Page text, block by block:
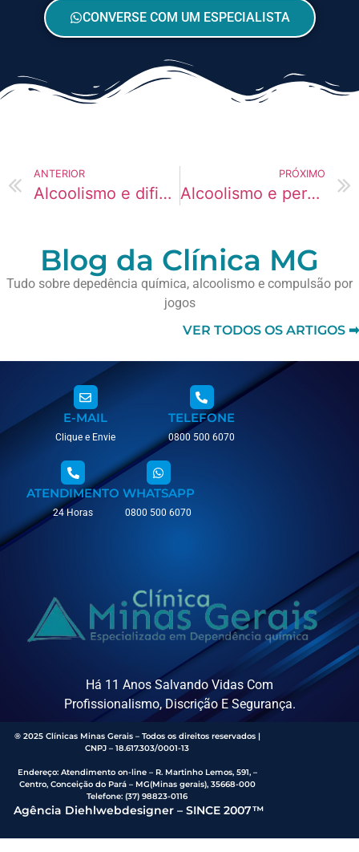
CONVERSE COM UM ESPECIALISTA
ANTERIOR
Alcoolismo e dificuldade de interromper o consumo
PRÓXIMO
Alcoolismo e perda gradual do controle sobre o consumo
Blog da Clínica MG
Tudo sobre depedência química, alcoolismo e compulsão por
jogos
VER TODOS OS ARTIGOS ➡
E-MAIL
Clique e Envie
TELEFONE
0800 500 6070
ATENDIMENTO
24 Horas
WHATSAPP
0800 500 6070
Há 11 Anos Salvando Vidas Com
Profissionalismo, Discrição E Segurança.
® 2025 Clínicas Minas Gerais – Todos os direitos reservados |
CNPJ – 18.617.303/0001-13
Endereço: Atendimento on-line – R. Martinho Lemos, 591, –
Centro, Conceição do Pará – MG(Minas gerais), 35668-000
Telefone:(37) 98823-0116
Agência Diehlwebdesigner – SINCE 2007™